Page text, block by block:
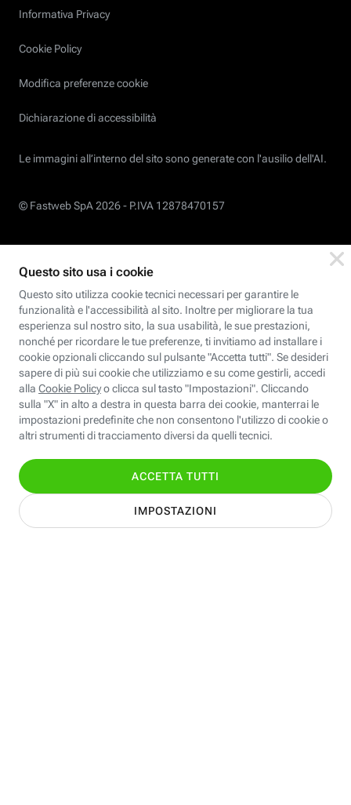
Informativa Privacy
Cookie Policy
Modifica preferenze cookie
Dichiarazione di accessibilità
Le immagini all’interno del sito sono generate con l'ausilio dell'AI.
© Fastweb SpA 2026 - P.IVA 12878470157